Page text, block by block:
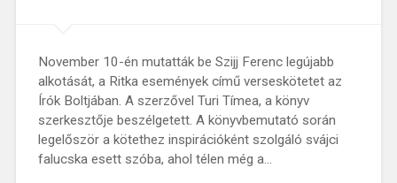
November 10-én mutatták be Szijj Ferenc legújabb
alkotását, a Ritka események című verseskötetet az
Írók Boltjában. A szerzővel Turi Tímea, a könyv
szerkesztője beszélgetett. A könyvbemutató során
legelőször a kötethez inspirációként szolgáló svájci
falucska esett szóba, ahol télen még a…